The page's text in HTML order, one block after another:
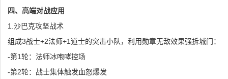
四、高端对战应用
1.沙巴克攻坚战术
组成3战士+2法师+1道士的突击小队，利用勋章无敌效果强拆城门：
-第1轮：法师冰咆哮控场
-第2轮：战士集体触发血怒爆发